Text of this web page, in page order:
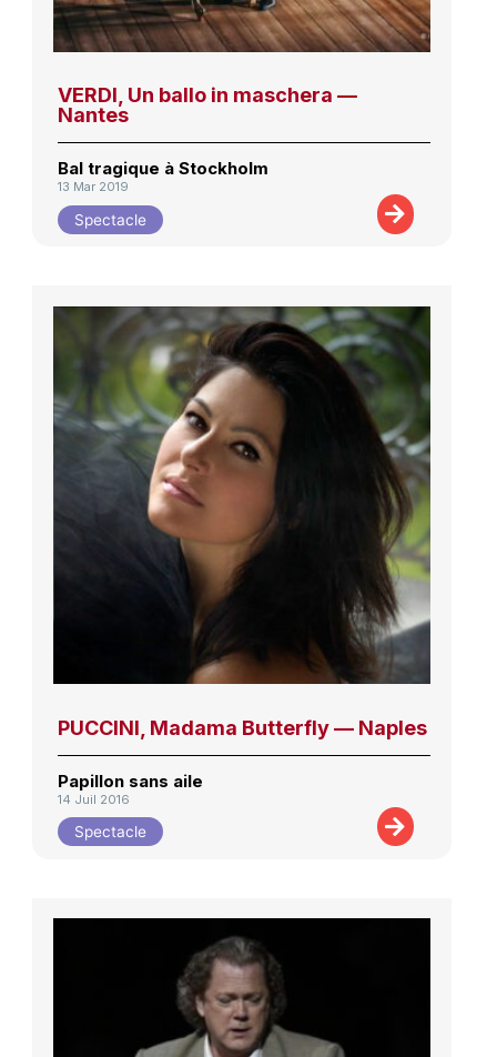
VERDI, Un ballo in maschera —
Nantes
Bal tragique à Stockholm
13 Mar 2019
Spectacle
PUCCINI, Madama Butterfly — Naples
Papillon sans aile
14 Juil 2016
Spectacle